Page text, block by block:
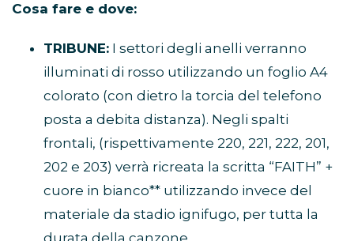
Cosa fare e dove:
TRIBUNE: I settori degli anelli verranno
illuminati di rosso utilizzando un foglio A4
colorato (con dietro la torcia del telefono
posta a debita distanza). Negli spalti
frontali, (rispettivamente 220, 221, 222, 201,
202 e 203) verrà ricreata la scritta “FAITH” +
cuore in bianco** utilizzando invece del
materiale da stadio ignifugo, per tutta la